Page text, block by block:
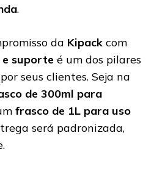
.
da Kipack com
suporte é um dos pilares
seus clientes. Seja na
de 300ml para
frasco de 1L para uso
será padronizada,